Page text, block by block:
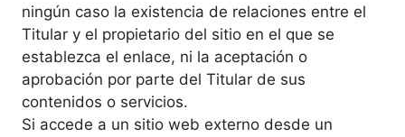
ningún caso la existencia de relaciones entre el
Titular y el propietario del sitio en el que se
establezca el enlace, ni la aceptación o
aprobación por parte del Titular de sus
contenidos o servicios.
Si accede a un sitio web externo desde un